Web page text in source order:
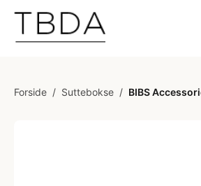
Forside / Suttebokse / BIBS